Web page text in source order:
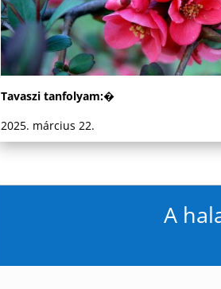
Tavaszi tanfolyam:�
2025. március 22.
A